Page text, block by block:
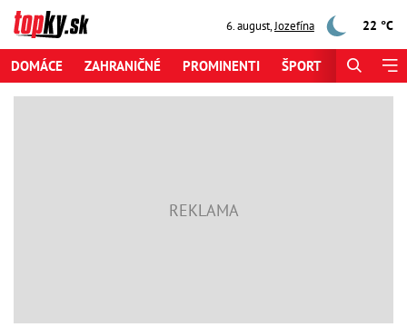
6. august,Jozefína 22 °C
DOMÁCE ZAHRANIČNÉ PROMINENTI ŠPORT